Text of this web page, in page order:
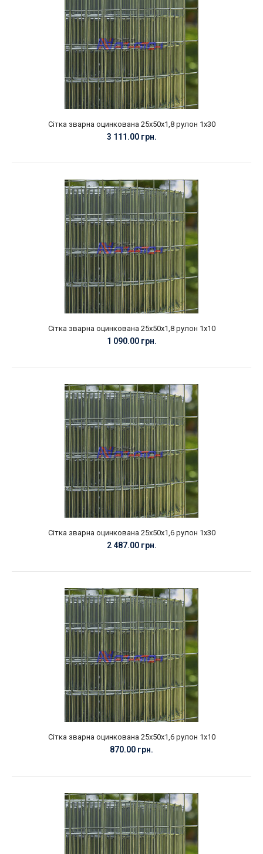
Сітка зварна оцинкована 25х50х1,8 рулон 1х30
3 111.00 грн.
Сітка зварна оцинкована 25х50х1,8 рулон 1х10
1 090.00 грн.
Сітка зварна оцинкована 25х50х1,6 рулон 1х30
2 487.00 грн.
Сітка зварна оцинкована 25х50х1,6 рулон 1х10
870.00 грн.